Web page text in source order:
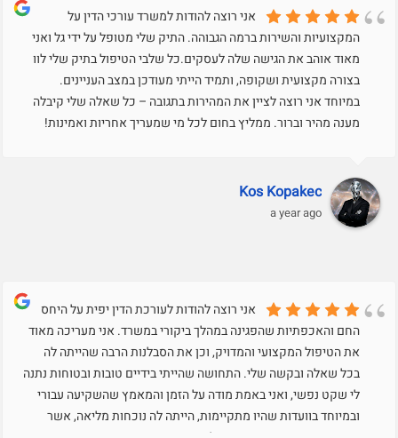
אני רוצה להודות למשרד עורכי הדין על
המקצועיות והשירות ברמה הגבוהה. התיק שלי מטופל על ידי גל ואני
מאוד אוהב את הגישה שלה לעסקים.כל שלבי הטיפול בתיק שלי לוו
בצורה מקצועית ושקופה, ותמיד הייתי מעודכן במצב העניינים.
במיוחד אני רוצה לציין את המהירות בתגובה – כל שאלה שלי קיבלה
מענה מהיר וברור. ממליץ בחום לכל מי שמעריך אחריות ואמינות!
Kos Kopakec
a year ago
אני רוצה להודות לעורכת הדין יפית על היחס
החם והאכפתיות שהפגינה במהלך ביקורי במשרד. אני מעריכה מאוד
את הטיפול המקצועי והמדויק, וכן את הסבלנות הרבה שהייתה לה
בכל שאלה ובקשה שלי. התחושה שהייתי בידיים טובות ובטוחות נתנה
לי שקט נפשי, ואני באמת מודה על הזמן והמאמץ שהשקיעה עבורי
ובמיוחד בוועדות שהיו מתקיימות, הייתה לה נוכחות מליאה, אשר